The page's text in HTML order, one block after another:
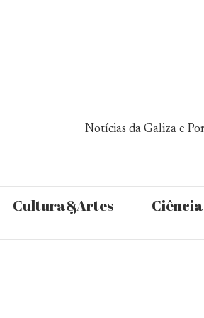
Notícias da Galiza e
Cultura&Artes Ciência